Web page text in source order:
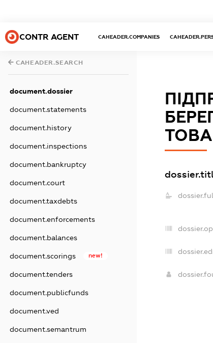
CONTR AGENT CAHEADER.COMPANIES
CAHEADER.SEARCH
document.dossier
document.statements
document.history
document.inspections
document.bankruptcy
document.court
document.taxdebts
document.enforcements
document.balances
document.scorings new!
document.tenders
document.publicfunds
document.ved
document.semantrum